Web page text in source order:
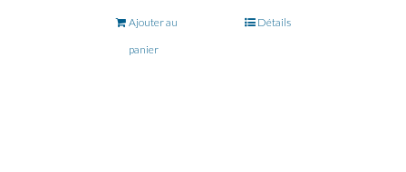
Ajouter au
panier
Détails